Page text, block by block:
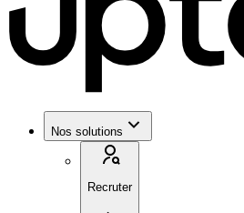
Nos solutions
Recruter